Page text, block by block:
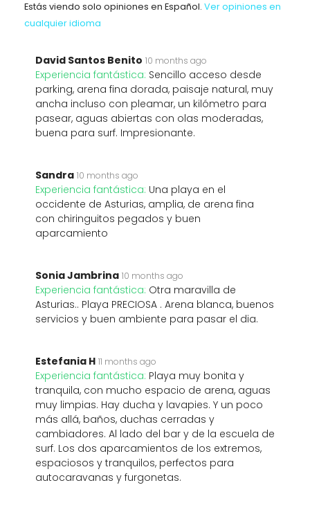
Estás viendo solo opiniones en Español. Ver opiniones en
cualquier idioma
David Santos Benito 10 months ago
Experiencia fantástica: Sencillo acceso desde
parking, arena fina dorada, paisaje natural, muy
ancha incluso con pleamar, un kilómetro para
pasear, aguas abiertas con olas moderadas,
buena para surf. Impresionante.
Sandra 10 months ago
Experiencia fantástica: Una playa en el
occidente de Asturias, amplia, de arena fina
con chiringuitos pegados y buen
aparcamiento
Sonia Jambrina 10 months ago
Experiencia fantástica: Otra maravilla de
Asturias.. Playa PRECIOSA . Arena blanca, buenos
servicios y buen ambiente para pasar el dia.
Estefania H 11 months ago
Experiencia fantástica: Playa muy bonita y
tranquila, con mucho espacio de arena, aguas
muy limpias. Hay ducha y lavapies. Y un poco
más allá, baños, duchas cerradas y
cambiadores. Al lado del bar y de la escuela de
surf. Los dos aparcamientos de los extremos,
espaciosos y tranquilos, perfectos para
autocaravanas y furgonetas.